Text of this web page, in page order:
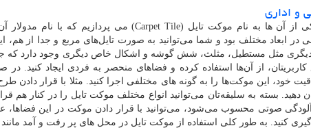
و اداری
از آن ها به نام موکت تایل (Carpet Tile) می پردازیم که با نام مدولار
ابعاد مختلف بود و شما می‌توانید به صورت تایل‌های مربع و جدا از هم،
دیگری مثل مستطیل، مثلث، شش گوشه و اشکال خاص دیگری وجود دارد که
از آن‌ها استفاده کرده و فضاهای منحصر به فردی ایجاد کنید.
خود، این موکت‌ها را به گونه های مختلفی اجرا کنید. مثلا با قرار دادن
بسته به سلیقه‌تان می‌توانید انواع مختلف موکت تایل را در کنار هم
صوتی محسوب می‌شود، می‌توانید با قرار دادن موکت در این فضاها،
کنید. به طور کلی استفاده از موکت تایل در محل های پر رفت و آمد مانند